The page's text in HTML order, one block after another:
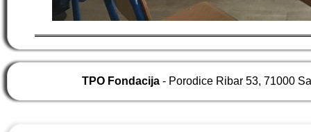
TPO Fondacija - Porodice Ribar 53, 71000